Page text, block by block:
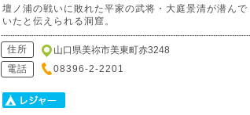
壇ノ浦の戦いに敗れた平家の武将・大庭景清が潜んで
いたと伝えられる洞窟。
住所
山口県美祢市美東町赤3248
電話
08396-2-2201